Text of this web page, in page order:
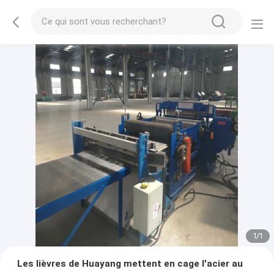
1/1
Les lièvres de Huayang mettent en cage l'acier au